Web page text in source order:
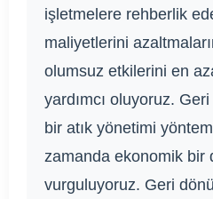
işletmelere rehberlik
maliyetlerini
olumsuz etkilerini en
yardımcı oluyoruz.
bir atık yönetimi
zamanda ekonomik bir
vurguluyoruz. Geri